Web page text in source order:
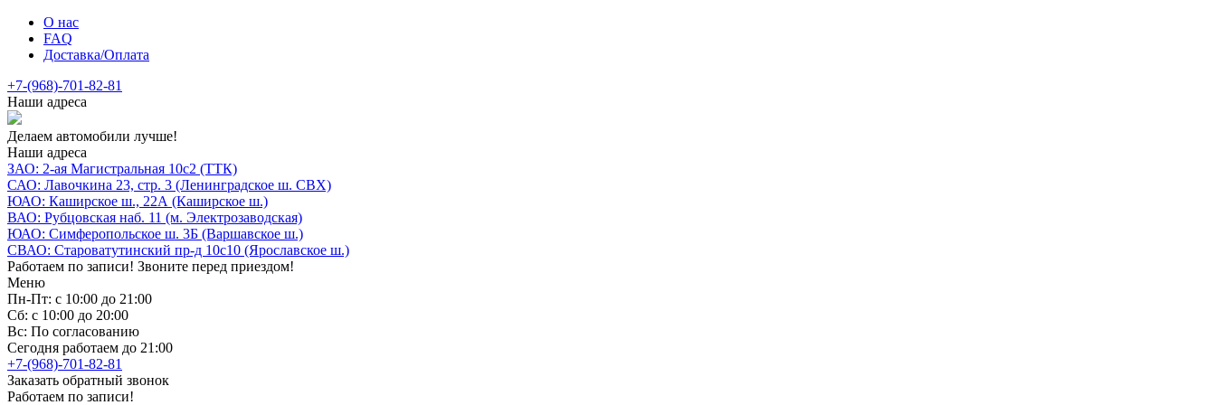
О нас
FAQ
Доставка/Оплата
+7-(968)-701-82-81
Наши адреса
Делаем автомобили лучше!
Наши адреса
ЗАО: 2-ая Магистральная 10с2 (ТТК)
САО: Лавочкина 23, стр. 3 (Ленинградское ш. СВХ)
ЮАО: Каширское ш., 22А (Каширское ш.)
ВАО: Рубцовская наб. 11 (м. Электрозаводская)
ЮАО: Симферопольское ш. 3Б (Варшавское ш.)
СВАО: Староватутинский пр-д 10с10 (Ярославское ш.)
Работаем по записи! Звоните перед приездом!
Меню
Пн-Пт: с 10:00 до 21:00
Сб: с 10:00 до 20:00
Вс: По согласованию
Сегодня работаем до 21:00
+7-(968)-701-82-81
Заказать обратный звонок
Работаем по записи!